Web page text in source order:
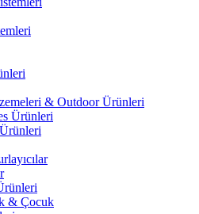
& Outdoor Ürünleri
Ürünleri
& Çocuk